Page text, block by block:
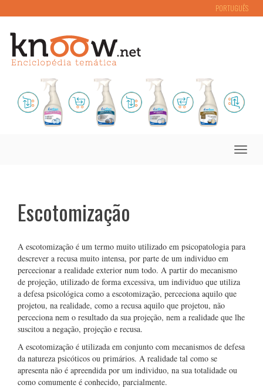
PORTUGUÊS
Toggle
Escotomização
A escotomização é um termo muito utilizado em psicopatologia para
descrever a recusa muito intensa, por parte de um individuo em
percecionar a realidade exterior num todo. A partir do mecanismo
de projeção, utilizado de forma excessiva, um individuo que utiliza
a defesa psicológica como a escotomização, perceciona aquilo que
projetou, na realidade, como a recusa aquilo que projetou, não
perceciona nem o resultado da sua projeção, nem a realidade que lhe
suscitou a negação, projeção e recusa.
A escotomização é utilizada em conjunto com mecanismos de defesa
da natureza psicóticos ou primários. A realidade tal como se
apresenta não é apreendida por um individuo, na sua totalidade ou
como comumente é conhecido, parcialmente.